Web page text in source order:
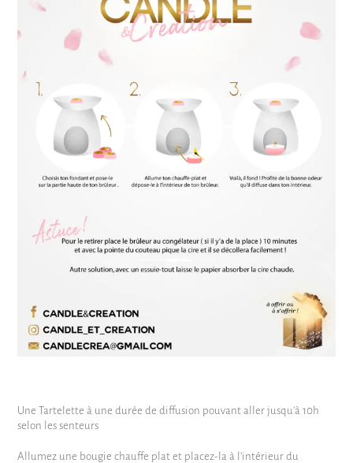
Une Tartelette à une durée de diffusion pouvant aller jusqu’à 10h
selon les senteurs
Allumez une bougie chauffe plat et placez-la à l’intérieur du